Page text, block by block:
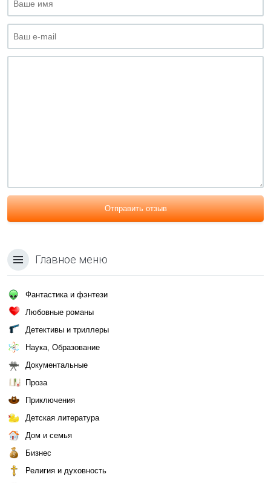
Отправить отзыв
Главное меню
Фантастика и фэнтези
Любовные романы
Детективы и триллеры
Наука, Образование
Документальные
Проза
Приключения
Детская литература
Дом и семья
Бизнес
Религия и духовность